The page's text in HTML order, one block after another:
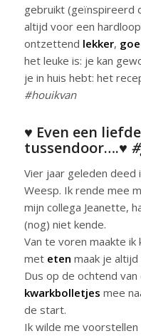
gebruikt (geïnspireerd
altijd voor een
ontzettend lekker,
het leuke is: je kan
je in huis hebt: het
#houikvan
♥ Even een
tussendoor….♥
Vier jaar geleden deed
Weesp. Ik rende mee
mijn collega Jeanette,
(nog) niet kende.
Van te voren maakte ik
met eten maak je altijd
Dus op de ochtend
kwarkbolletjes mee
de start.
Ik wilde me voorstellen